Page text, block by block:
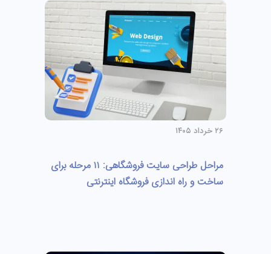
۲۶ خرداد ۱۴۰۵
مراحل طراحی سایت فروشگاهی: ۱۱ مرحله برای
ساخت و راه اندازی فروشگاه اینترنتی